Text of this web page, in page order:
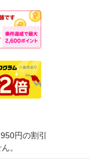
円の割引
。